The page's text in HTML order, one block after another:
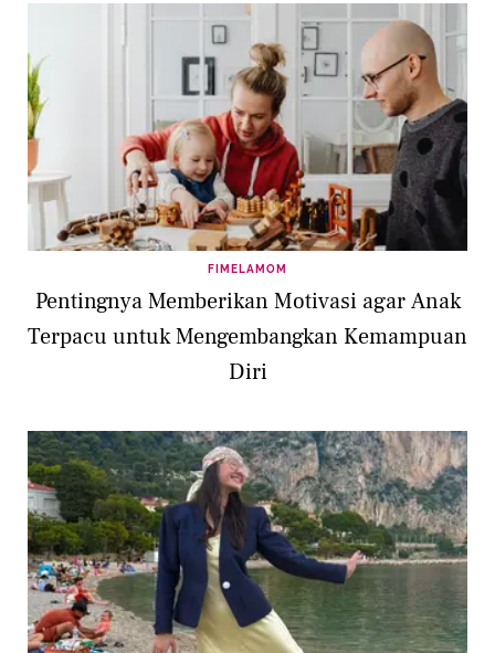
FIMELAMOM
Pentingnya Memberikan Motivasi agar Anak
Terpacu untuk Mengembangkan Kemampuan
Diri